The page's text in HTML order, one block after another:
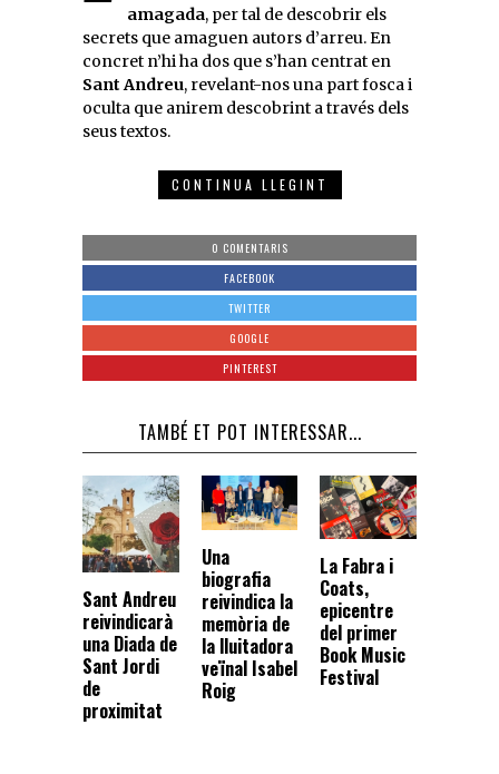
amagada, per tal de descobrir els
secrets que amaguen autors d’arreu. En
concret n’hi ha dos que s’han centrat en
Sant Andreu, revelant-nos una part fosca i
oculta que anirem descobrint a través dels
seus textos.
CONTINUA LLEGINT
0 COMENTARIS
FACEBOOK
TWITTER
GOOGLE
PINTEREST
TAMBÉ ET POT INTERESSAR...
Sant Andreu
reivindicarà
una Diada de
Sant Jordi
de
proximitat
Una
biografia
reivindica la
memòria de
la lluitadora
veïnal Isabel
Roig
La Fabra i
Coats,
epicentre
del primer
Book Music
Festival